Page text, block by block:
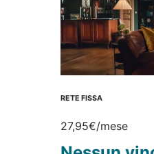
RETE FISSA
27,95€/mese